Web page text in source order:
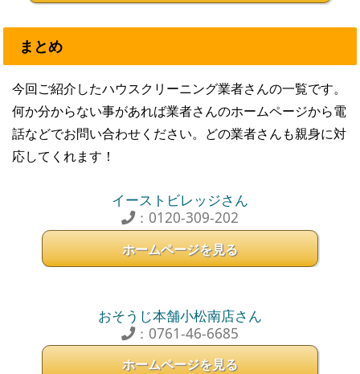
まとめ
今回ご紹介したハウスクリーニング業者さんの一覧です。
何か分からない事があれば業者さんのホームページから電
話などでお問い合わせください。どの業者さんも親身に対
応してくれます！
イーストビレッジさん
：0120-309-202
ホームページを見る
おそうじ本舗小松南店さん
：0761-46-6685
ホームページを見る